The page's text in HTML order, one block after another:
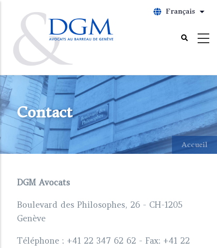
contenu
principal
Français
Contact
Accueil
DGM Avocats
Boulevard des Philosophes, 26 - CH-1205
Genève
Téléphone : +41 22 347 62 62 - Fax: +41 22